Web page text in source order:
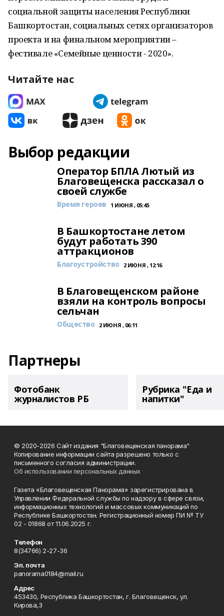
социальной защиты населения Республики
Башкортостан, социальных сетях организаторов
проекта и на финальном мероприятии –
фестивале «Семейные ценности - 2020».
Читайте нас
Выбор редакции
Оператор БПЛА Лютый из
Благовещенска рассказал о
своей службе
Время героев 1 ИЮНЯ , 05:45
В Башкортостане летом
будут работать 390
аттракционов
Благоустройство 2 ИЮНЯ , 12:16
В Благовещенском районе
взяли на контроль вопросы
сельчан
Общество 2 ИЮНЯ , 06:11
Партнеры
Фотобанк
журналистов РБ
Рубрика "Еда и
напитки"
© 2020-2026 Сайт издания "Благовещенская панорама"
Копирование информации сайта разрешено только с
письменного согласия администрации.
Об использовании персональных данных
Газета «Благовещенская Панорама» зарегистрирована в
Управлении Федеральной службы по надзору в сфере связи,
информационных технологий и массовых коммуникаций по
Республике Башкортостан. Регистрационный номер ПИ № ТУ
02 - 01868 от 11.06.2025 г.
Телефон
8(34766) 2-27-36
Эл. почта
panorama0184@mail.ru
Адрес
453430, Республика Башкортостан, г. Благовещенск, ул.
Кирова,3